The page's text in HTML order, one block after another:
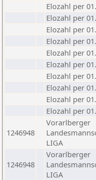
Elozahl per
Elozahl per
Elozahl per
Elozahl per
Elozahl per
Elozahl per
Elozahl per
Elozahl per
Elozahl per
Elozahl per
1246948
Vorarlberger
LIGA
1246948
Vorarlberger
LIGA